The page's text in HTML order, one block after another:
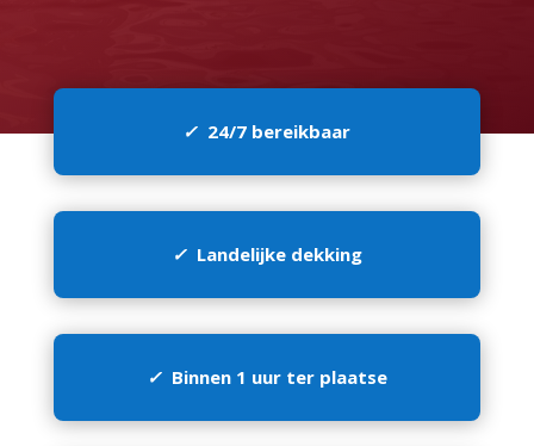
✓ 24/7 bereikbaar
✓ Landelijke dekking
✓Binnen 1 uur ter plaatse